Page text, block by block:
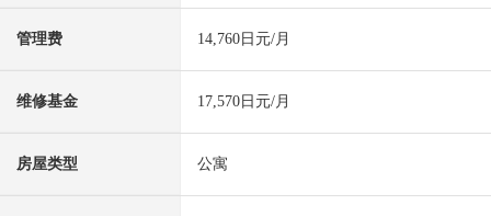
管理费 14,760日元/月
维修基金 17,570日元/月
房屋类型 公寓